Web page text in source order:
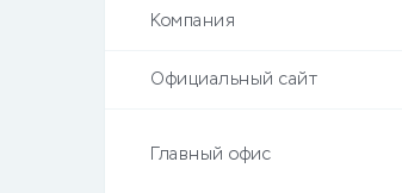
Компания
Официальный сайт
Главный офис